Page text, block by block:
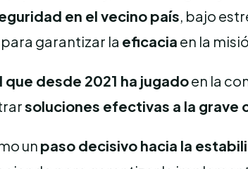
en el vecino país, bajo
garantizar la eficacia en la
que desde 2021 ha jugadoen la
soluciones efectivas a la grave
un paso decisivo hacia la